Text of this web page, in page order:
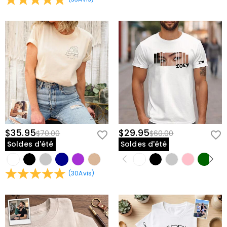
$35.95$70.00
Soldes d'été
(30Avis)
$29.95$60.00
Soldes d'été